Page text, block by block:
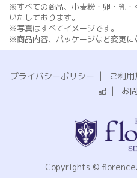
※すべての商品、小麦粉・卵・乳・
いたしております。
※写真はすべてイメージです。
※商品内容、パッケージなど変更に
プライバシーポリシー | ご利用
記| お
Copyrights ©